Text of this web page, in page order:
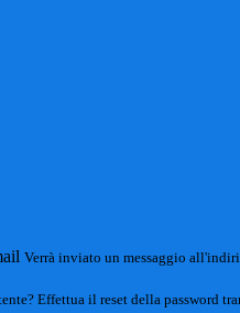
Verrà inviato un messaggio
Effettua il reset della password